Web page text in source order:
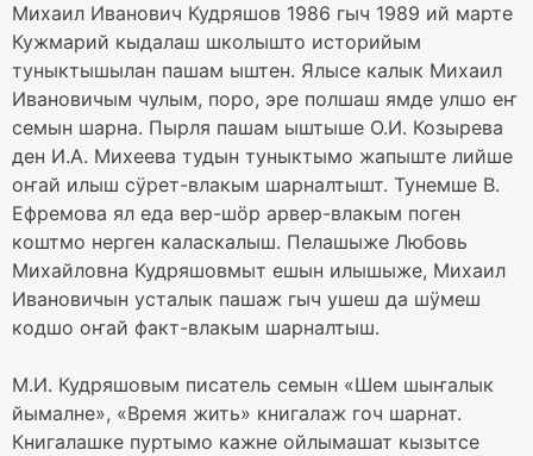
Михаил Иванович Кудряшов 1986 гыч 1989 ий марте
Кужмарий кыдалаш школышто историйым
туныктышылан пашам ыштен. Ялысе калык Михаил
Ивановичым чулым, поро, эре полшаш ямде улшо еҥ
семын шарна. Пырля пашам ыштыше О.И. Козырева
ден И.А. Михеева тудын туныктымо жапыште лийше
оҥай илыш сӱрет-влакым шарналтышт. Тунемше В.
Ефремова ял еда вер-шӧр арвер-влакым поген
коштмо нерген каласкалыш. Пелашыже Любовь
Михайловна Кудряшовмыт ешын илышыже, Михаил
Ивановичын усталык пашаж гыч ушеш да шӱмеш
кодшо оҥай факт-влакым шарналтыш.
М.И. Кудряшовым писатель семын «Шем шыҥалык
йымалне», «Время жить» книгалаж гоч шарнат.
Книгалашке пуртымо кажне ойлымашат кызытсе